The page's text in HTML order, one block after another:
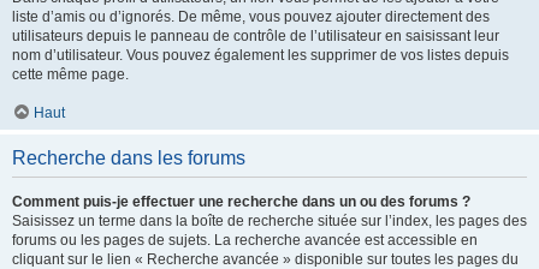
liste d’amis ou d’ignorés. De même, vous pouvez ajouter directement des
utilisateurs depuis le panneau de contrôle de l’utilisateur en saisissant leur
nom d’utilisateur. Vous pouvez également les supprimer de vos listes depuis
cette même page.
Haut
Recherche dans les forums
Comment puis-je effectuer une recherche dans un ou des forums ?
Saisissez un terme dans la boîte de recherche située sur l’index, les pages des
forums ou les pages de sujets. La recherche avancée est accessible en
cliquant sur le lien « Recherche avancée » disponible sur toutes les pages du